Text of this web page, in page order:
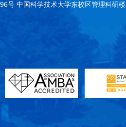
号 中国科学技术大学东校区管理科研楼